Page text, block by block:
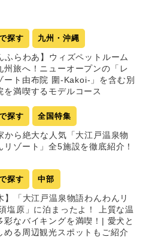
探す 九州・沖縄
ふらわあ】ウィズペットルーム
州旅へ！ニューオープンの「レ
ート由布院 圍-Kakoi-」を含む別
を満喫するモデルコース
探す 全国特集
から絶大な人気「大江戸温泉物
リゾート」全5施設を徹底紹介！
探す 中部
】「大江戸温泉物語わんわんリ
塩原」に泊まったよ！ 上質な温
彩なバイキングを満喫！| 愛犬と
める周辺観光スポットもご紹介